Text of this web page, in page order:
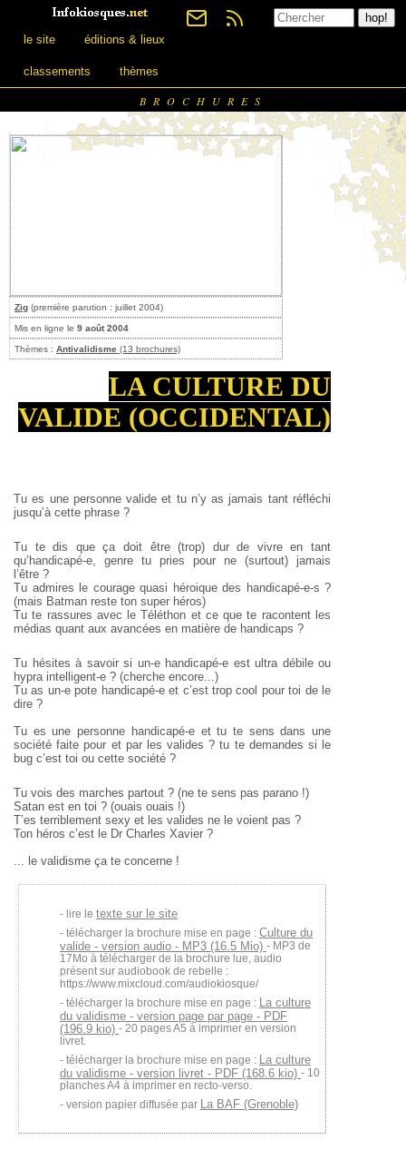
le site éditions & lieux
classements thèmes
BROCHURES
Zig (première parution : juillet 2004)
Mis en ligne le 9 août 2004
Thèmes : Antivalidisme (13 brochures)
LA CULTURE DU
VALIDE (OCCIDENTAL)
Tu es une personne valide et tu n’y as jamais tant réfléchi
jusqu’à cette phrase ?
Tu te dis que ça doit être (trop) dur de vivre en tant
qu’handicapé-e, genre tu pries pour ne (surtout) jamais
l’être ?
Tu admires le courage quasi héroique des handicapé-e-s ?
(mais Batman reste ton super héros)
Tu te rassures avec le Téléthon et ce que te racontent les
médias quant aux avancées en matière de handicaps ?
Tu hésites à savoir si un-e handicapé-e est ultra débile ou
hypra intelligent-e ? (cherche encore...)
Tu as un-e pote handicapé-e et c’est trop cool pour toi de le
dire ?
Tu es une personne handicapé-e et tu te sens dans une
société faite pour et par les valides ? tu te demandes si le
bug c’est toi ou cette société ?
Tu vois des marches partout ? (ne te sens pas parano !)
Satan est en toi ? (ouais ouais !)
T’es terriblement sexy et les valides ne le voient pas ?
Ton héros c’est le Dr Charles Xavier ?
... le validisme ça te concerne !
lire le texte sur le site
télécharger la brochure mise en page : Culture du
valide - version audio - MP3 (16.5 Mio) - MP3 de
17Mo à télécharger de la brochure lue, audio
présent sur audiobook de rebelle :
https://www.mixcloud.com/audiokiosque/
télécharger la brochure mise en page : La culture
du validisme - version page par page - PDF
(196.9 kio) - 20 pages A5 à imprimer en version
livret.
télécharger la brochure mise en page : La culture
du validisme - version livret - PDF (168.6 kio) - 10
planches A4 à imprimer en recto-verso.
version papier diffusée par La BAF (Grenoble)